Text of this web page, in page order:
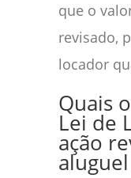
que o
revisado,
locador
Quais
Lei de
ação
aluguel